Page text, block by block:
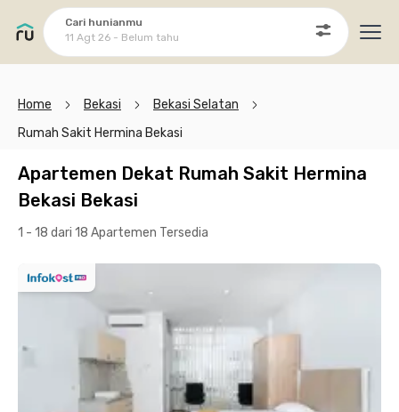
Cari hunianmu
11 Agt 26 - Belum tahu
Home Bekasi
Bekasi Selatan
Rumah Sakit Hermina Bekasi
Apartemen Dekat Rumah Sakit Hermina
Bekasi Bekasi
1 - 18 dari 18 Apartemen Tersedia